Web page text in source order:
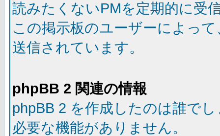
読みたくないPMを定期的に受
この掲示板のユーザーによっ
送信されています。
phpBB 2 関連の情報
phpBB 2 を作成したのは誰で
必要な機能がありません。